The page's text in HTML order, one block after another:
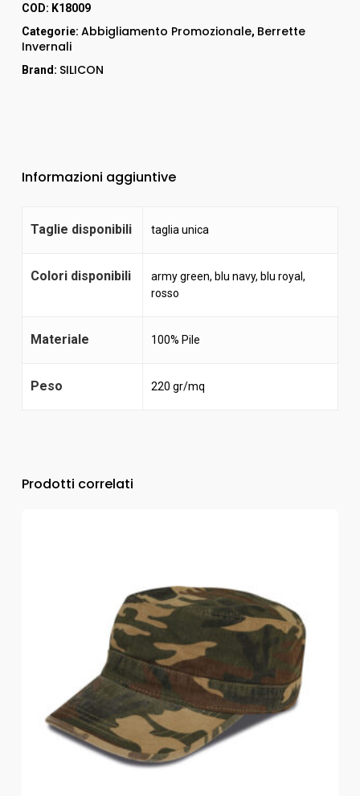
COD: K18009
Categorie: Abbigliamento Promozionale, Berrette
Invernali
Brand: SILICON
Informazioni aggiuntive
Taglie disponibili taglia unica
Colori disponibili army green, blu navy, blu royal,
rosso
Materiale 100% Pile
Peso 220 gr/mq
Prodotti correlati